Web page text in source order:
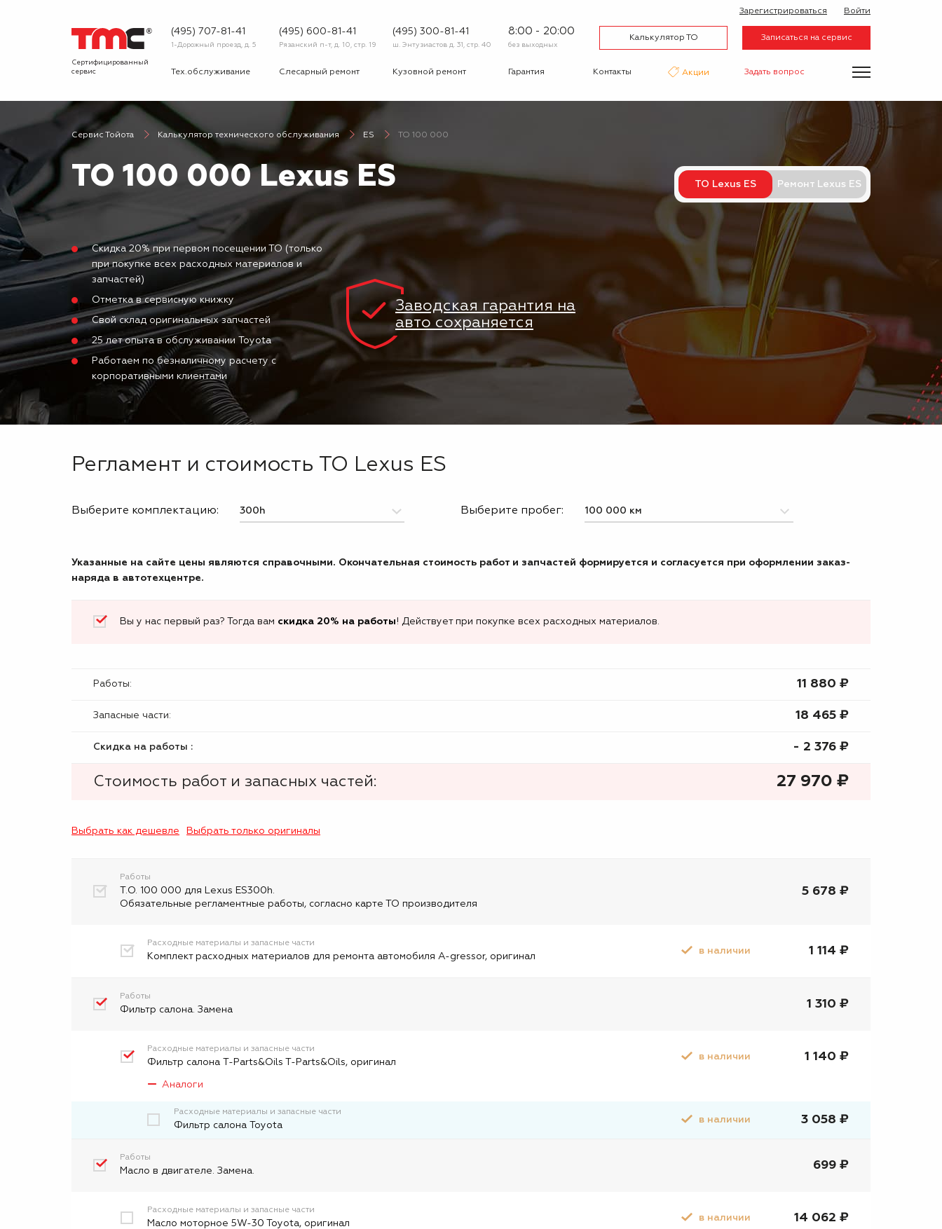
Сертифицированный
сервис
(495) 707-81-41
1-Дорожный проезд, д. 5
(495) 600-81-41
Рязанский п-т, д. 10, стр. 19
(495) 300-81-41
ш. Энтузиастов д. 31, стр. 40
8:00 - 20:00
без выходных
Калькулятор ТО Записаться на сервис
Зарегистрироваться Войти
Тех.обслуживание Слесарный ремонт Кузовной ремонт Гарантия Контакты Акции Задать вопрос
О сервисе Вопрос-ответ
Новости Галерея Вакансии
Сервис Тойота Калькулятор технического обслуживания ES ТО 100 000
ТО 100 000 Lexus ES ТО Lexus ES Ремонт Lexus ES
Скидка 20% при первом посещении ТО (только
при покупке всех расходных материалов и
запчастей)
Отметка в сервисную книжку
Свой склад оригинальных запчастей
25 лет опыта в обслуживании Toyota
Работаем по безналичному расчету с
корпоративными клиентами
Заводская гарантия на
авто сохраняется
Регламент и стоимость ТО Lexus ES
Выберите комплектацию: Выберите пробег:
Указанные на сайте цены являются справочными. Окончательная стоимость работ и запчастей формируется и согласуется при оформлении заказ-
наряда в автотехцентре.
Вы у нас первый раз? Тогда вам скидка 20% на работы! Действует при покупке всех расходных материалов.
Работы: 11 880 ₷
Запасные части: 18 465 ₷
Скидка на работы : - 2 376 ₷
Стоимость работ и запасных частей: 27 970 ₷
Выбрать как дешевле Выбрать только оригиналы
Работы
Т.О. 100 000 для Lexus ES300h.
Обязательные регламентные работы, согласно карте ТО производителя
5 678 ₽
Расходные материалы и запасные части
Комплект расходных материалов для ремонта автомобиля A-gressor, оригинал
в наличии 1 114 ₽
Работы
Фильтр салона. Замена 1 310 ₽
Расходные материалы и запасные части
Фильтр салона T-Parts&Oils T-Parts&Oils, оригинал
в наличии 1 140 ₽
Аналоги
Расходные материалы и запасные части
Фильтр салона Toyota
в наличии 3 058 ₽
Работы
Масло в двигателе. Замена. 699 ₽
Расходные материалы и запасные части
Масло моторное 5W-30 Toyota, оригинал
в наличии 14 062 ₽